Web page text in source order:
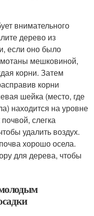
внимательного
дерево из
если оно было
мешковиной,
корни. Затем
корни
шейка (место, где
находится на уровне
слегка
удалить воздух.
хорошо осела.
для дерева, чтобы